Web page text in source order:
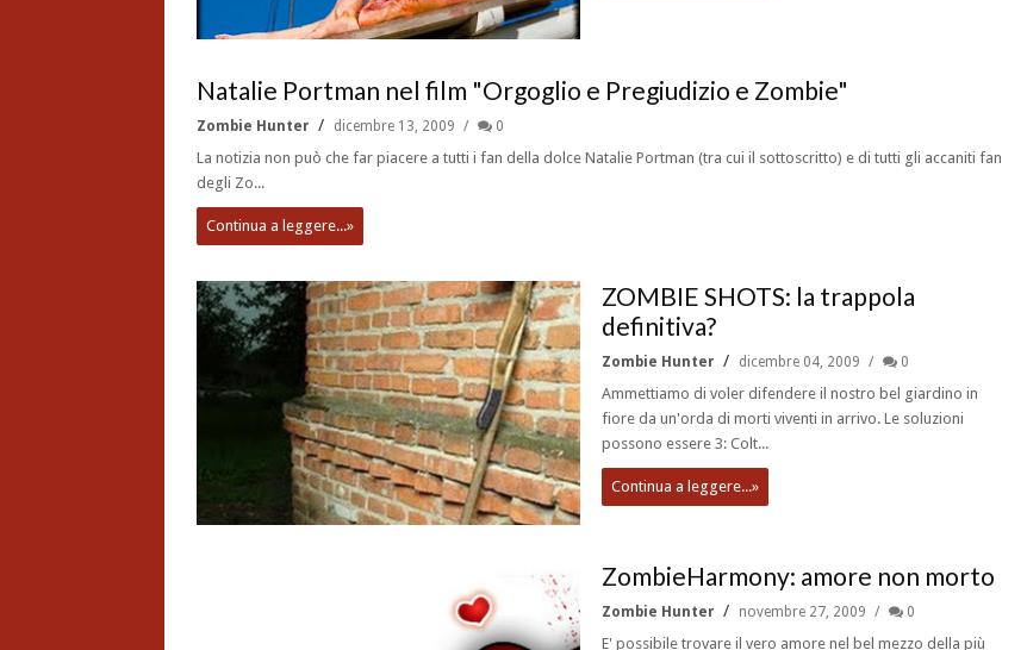
Natalie Portman nel film "Orgoglio e Pregiudizio e Zombie"
Zombie Hunter dicembre 13, 2009 0
La notizia non può che far piacere a tutti i fan della dolce Natalie Portman (tra cui il sottoscritto) e di tutti gli accaniti fan
degli Zo...
Continua a leggere...»
ZOMBIE SHOTS: la trappola
definitiva?
Zombie Hunter dicembre 04, 2009 0
Ammettiamo di voler difendere il nostro bel giardino in
fiore da un'orda di morti viventi in arrivo. Le soluzioni
possono essere 3: Colt...
Continua a leggere...»
ZombieHarmony: amore non morto
Zombie Hunter novembre 27, 2009 0
E' possibile trovare il vero amore nel bel mezzo della più